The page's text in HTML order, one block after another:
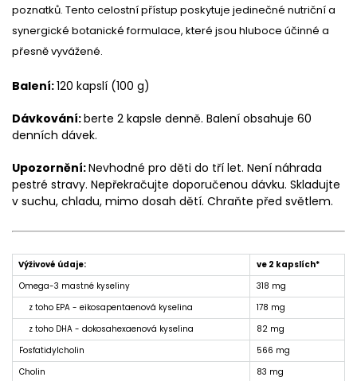
poznatků. Tento celostní přístup poskytuje jedinečné nutriční a
synergické botanické formulace, které jsou hluboce účinné a
přesně vyvážené.
Balení:120 kapslí (100 g)
Dávkování:berte 2 kapsle denně. Balení obsahuje 60
denních dávek.
Upozornění:Nevhodné pro děti do tří let. Není náhrada
pestré stravy. Nepřekračujte doporučenou dávku. Skladujte
v suchu, chladu, mimo dosah dětí. Chraňte před světlem.
Výživové údaje:
ve 2 kapslích*
Omega-3 mastné kyseliny
318 mg
z toho EPA - eikosapentaenová kyselina
178 mg
z toho DHA - dokosahexaenová kyselina
82 mg
Fosfatidylcholin
566 mg
Cholin
83 mg